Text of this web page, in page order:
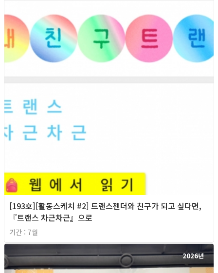
[193호][활동스케치 #2] 트랜스젠더와 친구가 되고 싶다면,
『트랜스 차근차근』으로
기간 : 7월
2026년